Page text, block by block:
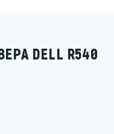
DELL R540